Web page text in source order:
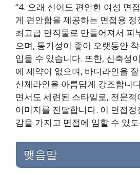
“4. 오래 신어도 편안한 여성 면
게 편안함을 제공하는 면접용
최고급 면직물로 만들어져서 피
으며, 통기성이 좋아 오랫동안
입을 수 있습니다. 또한, 신축성
에 제약이 없으며, 바디라인을
신체라인을 아름답게 강조합니
면서도 세련된 스타일로, 전문
이미지를 전달합니다. 이 면접
감을 가지고 면접에 임할 수 있
맺음말